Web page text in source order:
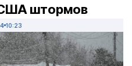
штормов
10:23